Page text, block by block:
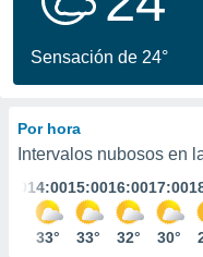
calidad.
a este
las
y
digital
basada
Sensación de 24°
Por hora
Intervalos nubosos en
14:00
33°
15:00
33°
16:00
32°
17:00
30°